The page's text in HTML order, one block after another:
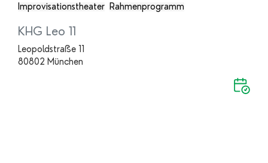
Improvisationstheater Rahmenprogramm
KHG Leo 11
Leopoldstraße 11
80802 München